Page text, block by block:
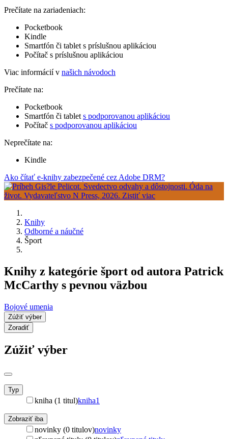
Prečítate na zariadeniach:
Pocketbook
Kindle
Smartfón či tablet s príslušnou aplikáciou
Počítač s príslušnou aplikáciou
Viac informácií v našich návodoch
Prečítate na:
Pocketbook
Smartfón či tablet s podporovanou aplikáciou
Počítač s podporovanou aplikáciou
Neprečítate na:
Kindle
Ako čítať e-knihy zabezpečené cez Adobe DRM?
Knihy
Odborné a náučné
Šport
Knihy z kategórie šport od autora Patrick
McCarthy s pevnou väzbou
Bojové umenia
Zúžiť výber
Zoradiť
Zúžiť výber
Typ
kniha (1 titul)kniha1
Zobraziť iba
novinky (0 titulov)novinky